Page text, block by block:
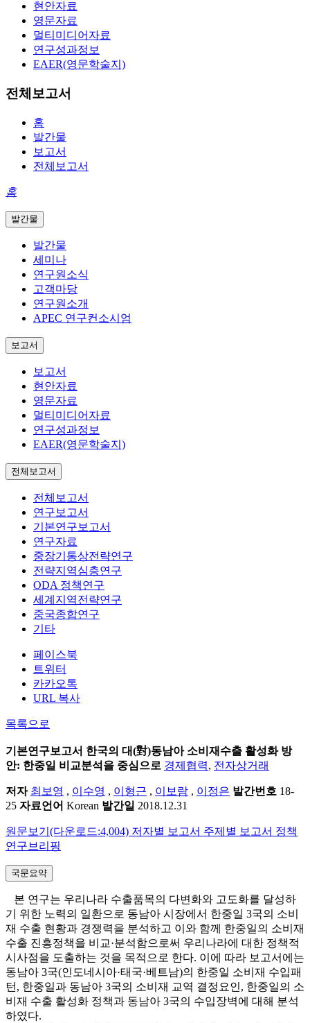
현안자료
영문자료
멀티미디어자료
연구성과정보
EAER(영문학술지)
전체보고서
홈
발간물
보고서
전체보고서
홈
발간물
발간물
세미나
연구원소식
고객마당
연구원소개
APEC 연구컨소시엄
보고서
보고서
현안자료
영문자료
멀티미디어자료
연구성과정보
EAER(영문학술지)
전체보고서
전체보고서
연구보고서
기본연구보고서
연구자료
중장기통상전략연구
전략지역심층연구
ODA 정책연구
세계지역전략연구
중국종합연구
기타
페이스북
트위터
카카오톡
URL 복사
목록으로
기본연구보고서 한국의 대(對)동남아 소비재수출 활성화 방
안: 한중일 비교분석을 중심으로 경제협력, 전자상거래
저자 최보영 , 이수영 , 이형근 , 이보람 , 이정은 발간번호 18-
25 자료언어 Korean 발간일 2018.12.31
원문보기(다운로드:4,004) 저자별 보고서 주제별 보고서 정책
연구브리핑
국문요약
본 연구는 우리나라 수출품목의 다변화와 고도화를 달성하
기 위한 노력의 일환으로 동남아 시장에서 한중일 3국의 소비
재 수출 현황과 경쟁력을 분석하고 이와 함께 한중일의 소비재
수출 진흥정책을 비교·분석함으로써 우리나라에 대한 정책적
시사점을 도출하는 것을 목적으로 한다. 이에 따라 보고서에는
동남아 3국(인도네시아·태국·베트남)의 한중일 소비재 수입패
턴, 한중일과 동남아 3국의 소비재 교역 결정요인, 한중일의 소
비재 수출 활성화 정책과 동남아 3국의 수입장벽에 대해 분석
하였다.